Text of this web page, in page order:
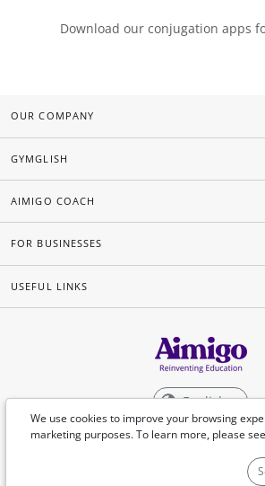
Download our conjugation apps
We use cookies to improve your browsing
marketing purposes. To learn more, please
OUR COMPANY
GYMGLISH
AIMIGO COACH
FOR BUSINESSES
USEFUL LINKS
English
©Aimigo 2026